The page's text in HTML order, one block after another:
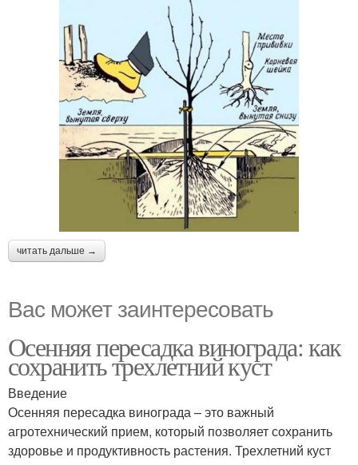
читать дальше →
Вас может заинтересовать
Осенняя пересадка винограда: как
сохранить трехлетний куст
Введение
Осенняя пересадка винограда – это важный
агротехнический прием, который позволяет сохранить
здоровье и продуктивность растения. Трехлетний куст